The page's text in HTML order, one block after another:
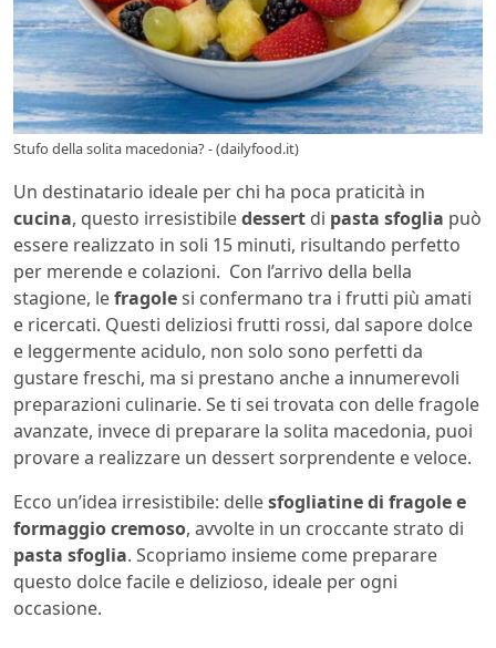
Stufo della solita macedonia? - (dailyfood.it)
Un destinatario ideale per chi ha poca praticità in
cucina, questo irresistibiledessert di pasta sfoglia può
essere realizzato in soli 15 minuti, risultando perfetto
per merende e colazioni. Con l’arrivo della bella
stagione, lefragolesi confermano tra i frutti più amati
e ricercati. Questi deliziosi frutti rossi, dal sapore dolce
e leggermente acidulo, non solo sono perfetti da
gustare freschi, ma si prestano anche a innumerevoli
preparazioni culinarie. Se ti sei trovata con delle fragole
avanzate, invece di preparare la solita macedonia, puoi
provare a realizzare un dessert sorprendente e veloce.
Ecco un’idea irresistibile: dellesfogliatine di fragole e
formaggio cremoso, avvolte in un croccante strato di
pasta sfoglia. Scopriamo insieme come preparare
questo dolce facile e delizioso, ideale per ogni
occasione.